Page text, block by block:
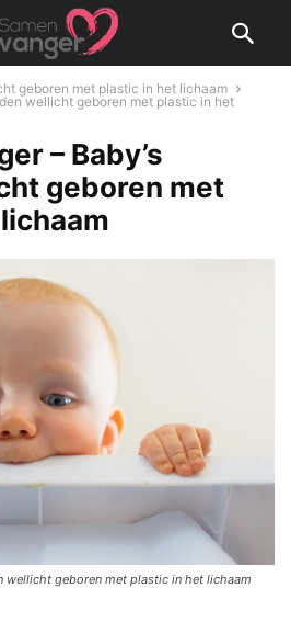
geboren met plastic in het lichaam
wellicht geboren met plastic in het
– Baby’s
geboren met
wellicht geboren met plastic in het lichaam